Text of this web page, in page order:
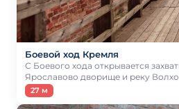
Боевой ход Кремля
С Боевого хода открывается
Ярославово дворище и реку
27 м